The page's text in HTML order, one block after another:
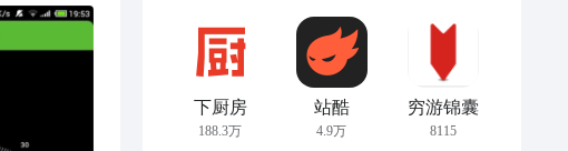
下厨房
188.3万
站酷
4.9万
穷游锦囊
8115